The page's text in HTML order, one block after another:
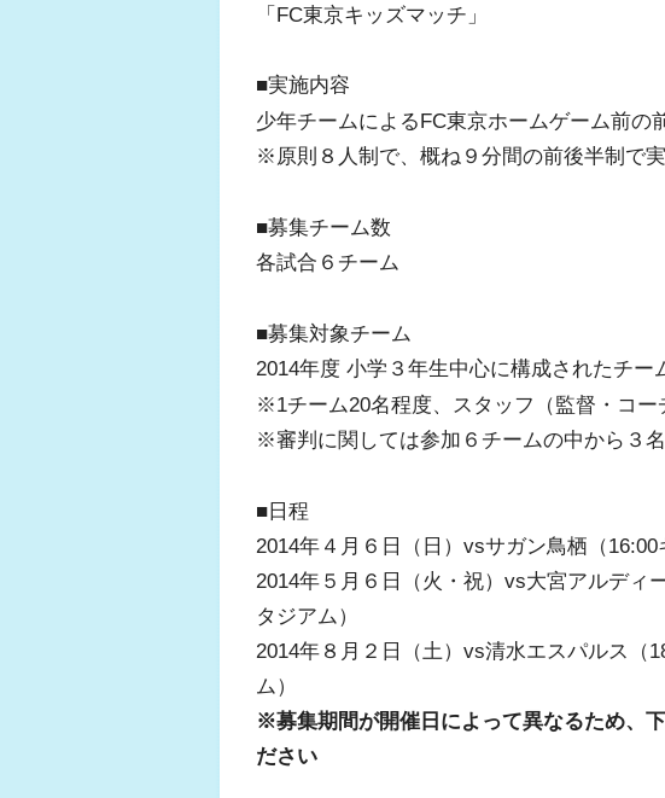
「FC東京キッズマッチ」
■実施内容
少年チームによるFC東京ホームゲーム前の
※原則８人制で、概ね９分間の前後半制で実
■募集チーム数
各試合６チーム
■募集対象チーム
2014年度 小学３年生中心に構成されたチー
※1チーム20名程度、スタッフ（監督・コー
※審判に関しては参加６チームの中から３
■日程
2014年４月６日（日）vsサガン鳥栖（16:00
2014年５月６日（火・祝）vs大宮アルディ
タジアム）
2014年８月２日（土）vs清水エスパルス（
ム）
※募集期間が開催日によって異なるため、
ださい